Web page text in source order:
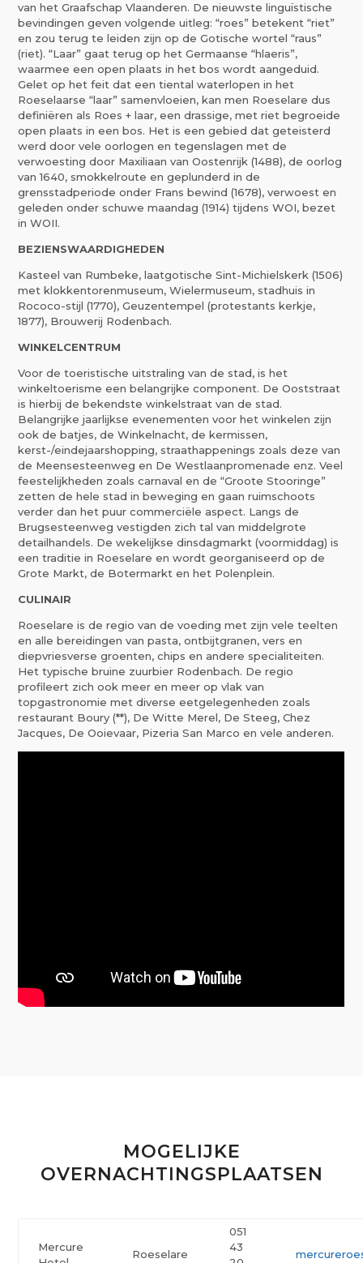
van het Graafschap Vlaanderen. De nieuwste linguïstische
bevindingen geven volgende uitleg: “roes” betekent “riet”
en zou terug te leiden zijn op de Gotische wortel “raus”
(riet). “Laar” gaat terug op het Germaanse “hlaeris”,
waarmee een open plaats in het bos wordt aangeduid.
Gelet op het feit dat een tiental waterlopen in het
Roeselaarse “laar” samenvloeien, kan men Roeselare dus
definiëren als Roes + laar, een drassige, met riet begroeide
open plaats in een bos. Het is een gebied dat geteisterd
werd door vele oorlogen en tegenslagen met de
verwoesting door Maxiliaan van Oostenrijk (1488), de oorlog
van 1640, smokkelroute en geplunderd in de
grensstadperiode onder Frans bewind (1678), verwoest en
geleden onder schuwe maandag (1914) tijdens WOI, bezet
in WOII.
BEZIENSWAARDIGHEDEN
Kasteel van Rumbeke, laatgotische Sint-Michielskerk (1506)
met klokkentorenmuseum, Wielermuseum, stadhuis in
Rococo-stijl (1770), Geuzentempel (protestants kerkje,
1877), Brouwerij Rodenbach.
WINKELCENTRUM
Voor de toeristische uitstraling van de stad, is het
winkeltoerisme een belangrijke component. De Ooststraat
is hierbij de bekendste winkelstraat van de stad.
Belangrijke jaarlijkse evenementen voor het winkelen zijn
ook de batjes, de Winkelnacht, de kermissen,
kerst-/eindejaarshopping, straathappenings zoals deze van
de Meensesteenweg en De Westlaanpromenade enz. Veel
feestelijkheden zoals carnaval en de “Groote Stooringe”
zetten de hele stad in beweging en gaan ruimschoots
verder dan het puur commerciële aspect. Langs de
Brugsesteenweg vestigden zich tal van middelgrote
detailhandels. De wekelijkse dinsdagmarkt (voormiddag) is
een traditie in Roeselare en wordt georganiseerd op de
Grote Markt, de Botermarkt en het Polenplein.
CULINAIR
Roeselare is de regio van de voeding met zijn vele teelten
en alle bereidingen van pasta, ontbijtgranen, vers en
diepvriesverse groenten, chips en andere specialiteiten.
Het typische bruine zuurbier Rodenbach. De regio
profileert zich ook meer en meer op vlak van
topgastronomie met diverse eetgelegenheden zoals
restaurant Boury (**), De Witte Merel, De Steeg, Chez
Jacques, De Ooievaar, Pizeria San Marco en vele anderen.
MOGELIJKE
OVERNACHTINGSPLAATSEN
Mercure
Roeselare
051
43